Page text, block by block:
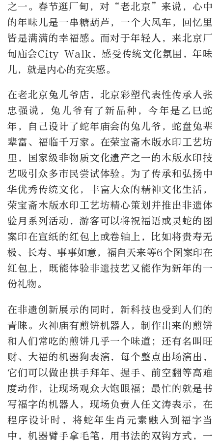
之一。春节逛厂甸，对“老北京”来说，心中
的年味儿是一串糖葫芦，一个大风车，回忆里
皆是满满的幸福感。而对于年轻人，来北京厂
甸庙会City Walk，感受传统文化氛围，年味
儿，就是内心的充实感。
在老北京兔儿爷店，北京彩塑代表性传承人张
忠强说，兔儿爷有了新品种，今年是乙巳蛇
年，自己设计了蛇年庙会的兔儿爷，蛇盘兔辈
辈富、福临千万家。在荣宝斋木版水印工艺坊
里，国家级非物质文化遗产之一的木版水印技
艺吸引众多市民尝试体验。为了传承和弘扬中
华优秀传统文化，丰富大众的精神文化生活，
荣宝斋木版水印工艺坊精心策划并推出非遗体
验月系列活动，游客可以将祝福语或灵蛇的图
案印在宣纸的红包上或卷轴上，比如将贵寿无
极、长寿、事事如意，福自天来等6个图案印在
红包上，既能体验非遗技艺又能作为新年的一
份礼物。
在非遗创新展示的同时，新科技也受到人们的
青睐。火神庙有煎饼机器人，制作出来的煎饼
和人们常吃的煎饼几乎一个味道；还有名叫旺
财、大福的机器狗表演，每个整点出场演出，
它们可以做出拱手拜年、握手、前空翻等高难
度动作，让现场观众大饱眼福；最忙的就是书
写福字的机器人，现场负责人任文涛表示，在
程序设计时，将蛇年生肖元素融入到福字当
中，机器臂手拿毛笔，用书法的双钩方式，一